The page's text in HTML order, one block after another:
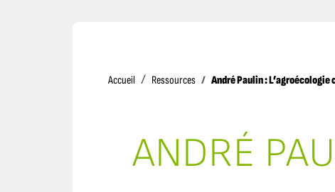
Accueil AccueilRessources André Paulin : L’agroécologie
ANDRÉ